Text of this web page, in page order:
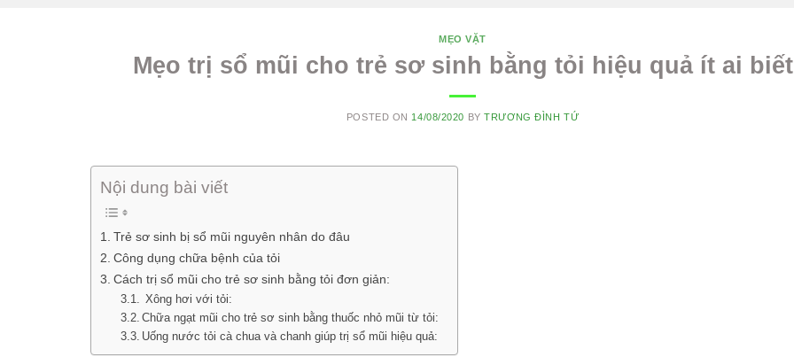
MẸO VẶT
Mẹo trị sổ mũi cho trẻ sơ sinh bằng tỏi hiệu quả ít ai biết
POSTED ON 14/08/2020 BYTRƯƠNG ĐÌNH TỨ
Nội dung bài viết
Trẻ sơ sinh bị sổ mũi nguyên nhân do đâu
Công dụng chữa bệnh của tỏi
Cách trị sổ mũi cho trẻ sơ sinh bằng tỏi đơn giản:
Xông hơi với tỏi:
Chữa ngạt mũi cho trẻ sơ sinh bằng thuốc nhỏ mũi từ tỏi:
Uống nước tỏi cà chua và chanh giúp trị sổ mũi hiệu quả: